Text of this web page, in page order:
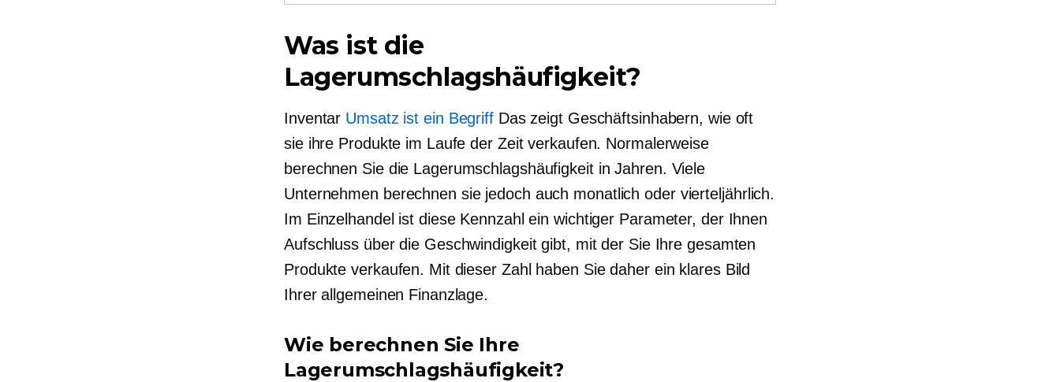
Was ist die
Lagerumschlagshäufigkeit?
Inventar Umsatz ist ein BegriffDas zeigt Geschäftsinhabern, wie oft
sie ihre Produkte im Laufe der Zeit verkaufen. Normalerweise
berechnen Sie die Lagerumschlagshäufigkeit in Jahren. Viele
Unternehmen berechnen sie jedoch auch monatlich oder vierteljährlich.
Im Einzelhandel ist diese Kennzahl ein wichtiger Parameter, der Ihnen
Aufschluss über die Geschwindigkeit gibt, mit der Sie Ihre gesamten
Produkte verkaufen. Mit dieser Zahl haben Sie daher ein klares Bild
Ihrer allgemeinen Finanzlage.
Wie berechnen Sie Ihre
Lagerumschlagshäufigkeit?